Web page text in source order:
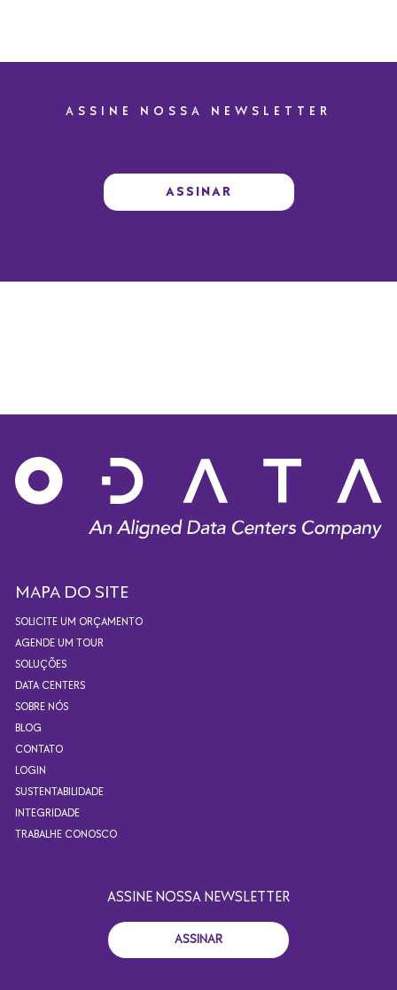
ASSINE NOSSA NEWSLETTER
ASSINAR
MAPA DO SITE
SOLICITE UM ORÇAMENTO
AGENDE UM TOUR
SOLUÇÕES
DATA CENTERS
SOBRE NÓS
BLOG
CONTATO
LOGIN
SUSTENTABILIDADE
INTEGRIDADE
TRABALHE CONOSCO
ASSINE NOSSA NEWSLETTER
ASSINAR